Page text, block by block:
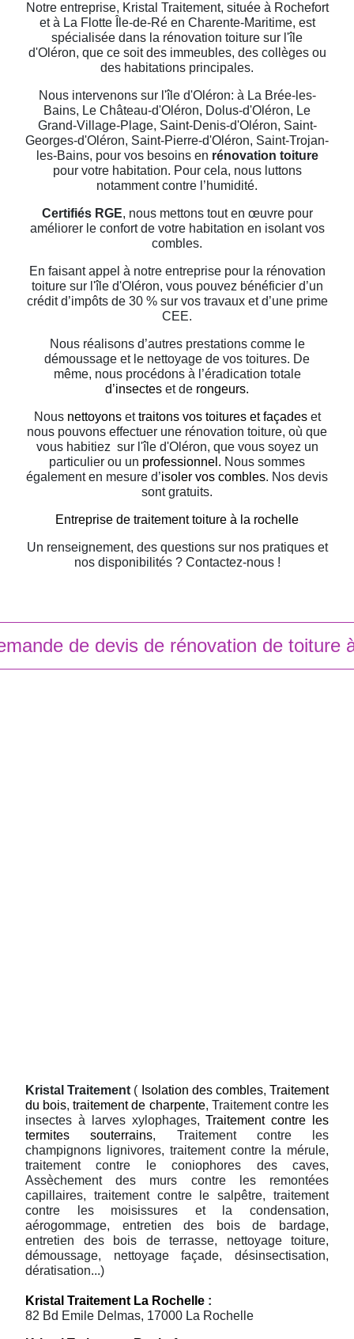
Notre entreprise, Kristal Traitement, située à Rochefort
et à La Flotte Île-de-Ré en Charente-Maritime, est
spécialisée dans la rénovation toiture sur l'île
d'Oléron, que ce soit des immeubles, des collèges ou
des habitations principales.
Nous intervenons sur l'île d'Oléron: à La Brée-les-
Bains, Le Château-d'Oléron, Dolus-d'Oléron, Le
Grand-Village-Plage, Saint-Denis-d'Oléron, Saint-
Georges-d'Oléron, Saint-Pierre-d'Oléron, Saint-Trojan-
les-Bains, pour vos besoins en rénovation toiture
pour votre habitation. Pour cela, nous luttons
notamment contre l’humidité.
Certifiés RGE, nous mettons tout en œuvre pour
améliorer le confort de votre habitation en isolant vos
combles.
En faisant appel à notre entreprise pour la rénovation
toiture sur l'île d'Oléron, vous pouvez bénéficier d’un
crédit d’impôts de 30 % sur vos travaux et d’une prime
CEE.
Nous réalisons d’autres prestations comme le
démoussage et le nettoyage de vos toitures. De
même, nous procédons à l’éradication totale
d’insectes et de rongeurs.
Nous nettoyonsettraitons vos toitures et façadeset
nous pouvons effectuer une rénovation toiture, où que
vous habitiez sur l'île d'Oléron, que vous soyez un
particulier ou un professionnel. Nous sommes
également en mesure d’isoler vos combles. Nos devis
sont gratuits.
Entreprise de traitement toiture à la rochelle
Un renseignement, des questions sur nos pratiques et
nos disponibilités ? Contactez-nous !
de devis de rénovation de toiture
Kristal Traitement ( Isolation des combles,Traitement
du bois,traitement de charpente, Traitement contre les
insectes à larves xylophages,Traitement contre les
termites souterrains, Traitement contre les
champignons lignivores, traitement contre la mérule,
traitement contre le coniophores des caves,
Assèchement des murs contre les remontées
capillaires, traitement contre le salpêtre, traitement
contre les moisissures et la condensation,
aérogommage, entretien des bois de bardage,
entretien des bois de terrasse, nettoyage toiture,
démoussage, nettoyage façade, désinsectisation,
dératisation...)
Kristal Traitement La Rochelle :
82 Bd Emile Delmas, 17000 La Rochelle